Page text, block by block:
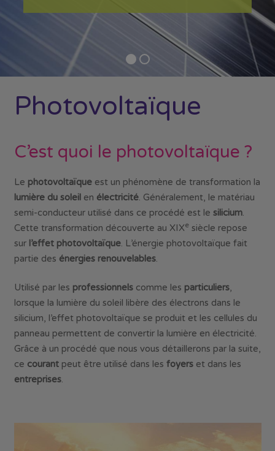
Photovoltaïque
C’est quoi le photovoltaïque ?
Le photovoltaïqueest un phénomène de transformation la
lumière du soleilen électricité. Généralement, le matériau
semi-conducteur utilisé dans ce procédé est le silicium.
Cette transformation découverte au XIXesiècle repose
sur l’effet photovoltaïque. L’énergie photovoltaïque fait
partie des énergies renouvelables.
Utilisé par les professionnelscomme les particuliers,
lorsque la lumière du soleil libère des électrons dans le
silicium, l’effet photovoltaïque se produit et les cellules du
panneau permettent de convertir la lumière en électricité.
Grâce à un procédé que nous vous détaillerons par la suite,
ce courantpeut être utilisé dans les foyerset dans les
entreprises.